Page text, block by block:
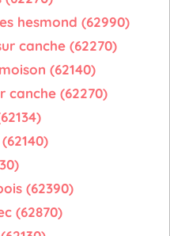
hesmond (62990)
canche (62270)
(62140)
canche (62270)
(62390)
(62870)